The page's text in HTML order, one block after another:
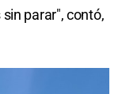
parar", contó,